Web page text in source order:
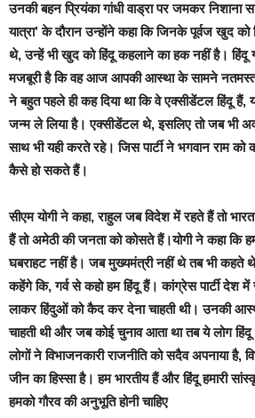
उनकी बहन प्रियंका गांधी वाड्रा पर जमकर निशाना
यात्रा’ के दौरान उन्होंने कहा कि जिनके पूर्वज खुद
थे, उन्हें भी खुद को हि‍ंदू कहलाने का हक नहीं है। हिंदू
मजबूरी है कि वह आज आपकी आस्था के सामने
ने बहुत पहले ही कह दिया था कि वे एक्सीडेंटल हि‍ंदू हैं,
जन्म ले लिया है। एक्सीडेंटल थे, इसलिए तो जब भी
साथ भी यही करते रहे। जिस पार्टी ने भगवान राम को
कैसे हो सकते हैं।
सीएम योगी ने कहा, राहुल जब विदेश में रहते हैं तो
हैं तो अमेठी की जनता को कोसते हैं।योगी ने कहा कि
घबराहट नहीं है। जब मुख्यमंत्री नहीं थे तब भी
कहेंगे कि, गर्व से कहो हम हि‍ंदू हैं। कांग्रेस पार्टी देश में
लाकर हिंदुओं को कैद कर देना चाहती थी। उनकी
चाहती थी और जब कोई चुनाव आता था तब ये लोग
लोगों ने विभाजनकारी राजनीति को सदैव अपनाया
जीन का हिस्सा है। हम भारतीय हैं और हि‍ंदू हमारी
हमको गौरव की अनुभूति होनी चाहिए